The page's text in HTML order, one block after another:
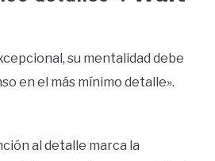
su mentalidad debe
en el más mínimo detalle».
al detalle marca la